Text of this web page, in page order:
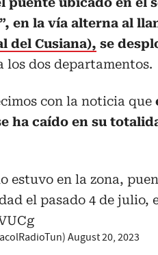
en la vía alterna al
del Cusiana), se
los dos departamentos.
con la noticia que
ha caído en su
estuvo en la zona,
el pasado 4 de julio,
August 20, 2023